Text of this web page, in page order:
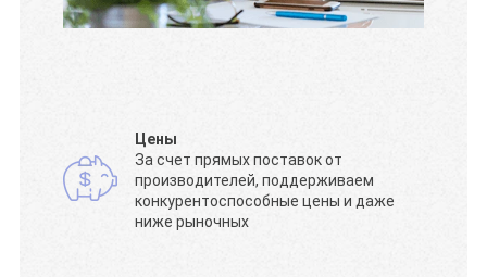
Цены
За счет прямых поставок от
производителей, поддерживаем
конкурентоспособные цены и даже
ниже рыночных